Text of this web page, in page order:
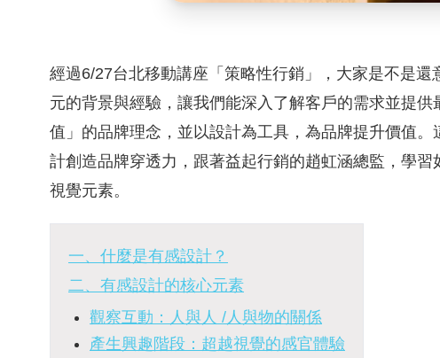
經過6/27台北移動講座「策略性行銷」，大家是不是
元的背景與經驗，讓我們能深入了解客戶的需求並提
值」的品牌理念，並以設計為工具，為品牌提升價值
計創造品牌穿透力，跟著益起行銷的趙虹涵總監，學
視覺元素。
一、什麼是有感設計？
二、有感設計的核心元素
觀察互動：人與人 /人與物的關係
產生興趣階段：超越視覺的感官體驗